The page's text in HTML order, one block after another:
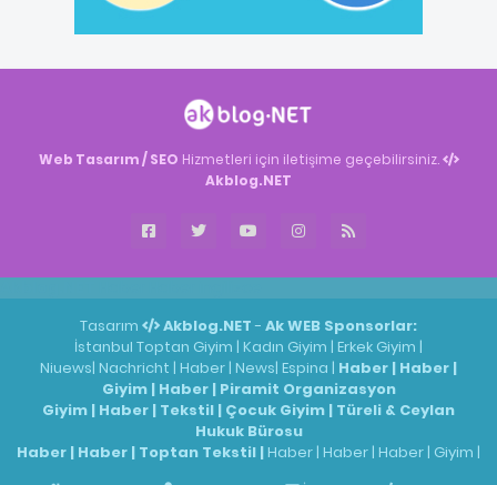
Web Tasarım / SEO Hizmetleri için iletişime geçebilirsiniz.
Akblog.NET
Tasarım Akblog.NET - Ak WEB Sponsorlar:
İstanbul Toptan Giyim | Kadın Giyim | Erkek Giyim |
Niuews| Nachricht | Haber | News| Espina | Haber | Haber |
Giyim| Haber| Piramit Organizasyon
Giyim | Haber | Tekstil | Çocuk Giyim | Türeli & Ceylan
Hukuk Bürosu
Haber | Haber | Toptan Tekstil | Haber | Haber | Haber | Giyim |